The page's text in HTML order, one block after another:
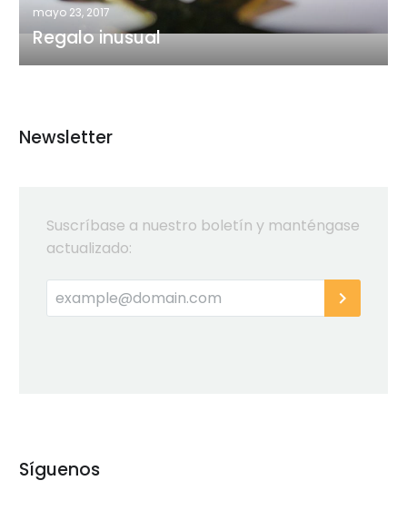
mayo 23, 2017
Regalo inusual
Newsletter
Suscríbase a nuestro boletín y manténgase
actualizado:
Síguenos